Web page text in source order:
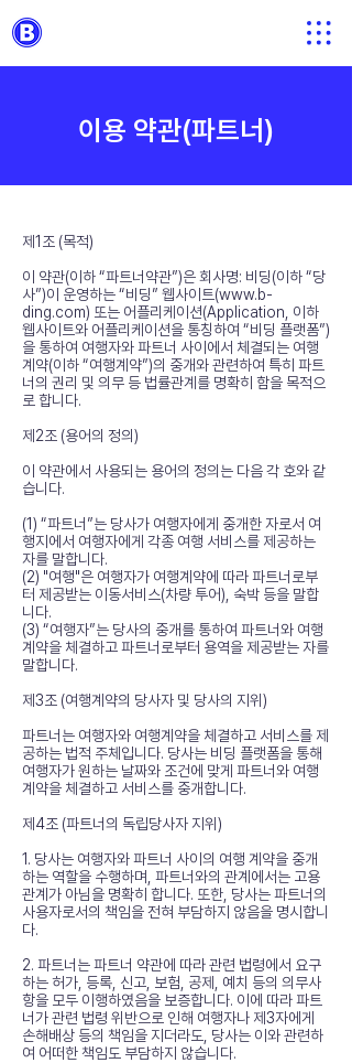
이용 약관(파트너)
제1조 (목적)
이 약관(이하 “파트너약관”)은 회사명: 비딩(이하 “당
사”)이 운영하는 “비딩” 웹사이트(www.b-
ding.com) 또는 어플리케이션(Application, 이하
웹사이트와 어플리케이션을 통칭하여 “비딩 플랫폼”)
을 통하여 여행자와 파트너 사이에서 체결되는 여행
계약(이하 “여행계약”)의 중개와 관련하여 특히 파트
너의 권리 및 의무 등 법률관계를 명확히 함을 목적으
로 합니다.
제2조 (용어의 정의)
이 약관에서 사용되는 용어의 정의는 다음 각 호와 같
습니다.
(1) “파트너”는 당사가 여행자에게 중개한 자로서 여
행지에서 여행자에게 각종 여행 서비스를 제공하는
자를 말합니다.
(2) "여행"은 여행자가 여행계약에 따라 파트너로부
터 제공받는 이동서비스(차량 투어), 숙박 등을 말합
니다.
(3) “여행자”는 당사의 중개를 통하여 파트너와 여행
계약을 체결하고 파트너로부터 용역을 제공받는 자를
말합니다.
제3조 (여행계약의 당사자 및 당사의 지위)
파트너는 여행자와 여행계약을 체결하고 서비스를 제
공하는 법적 주체입니다. 당사는 비딩 플랫폼을 통해
여행자가 원하는 날짜와 조건에 맞게 파트너와 여행
계약을 체결하고 서비스를 중개합니다.
제4조 (파트너의 독립당사자 지위)
1. 당사는 여행자와 파트너 사이의 여행 계약을 중개
하는 역할을 수행하며, 파트너와의 관계에서는 고용
관계가 아님을 명확히 합니다. 또한, 당사는 파트너의
사용자로서의 책임을 전혀 부담하지 않음을 명시합니
다.
2. 파트너는 파트너 약관에 따라 관련 법령에서 요구
하는 허가, 등록, 신고, 보험, 공제, 예치 등의 의무사
항을 모두 이행하였음을 보증합니다. 이에 따라 파트
너가 관련 법령 위반으로 인해 여행자나 제3자에게
손해배상 등의 책임을 지더라도, 당사는 이와 관련하
여 어떠한 책임도 부담하지 않습니다.